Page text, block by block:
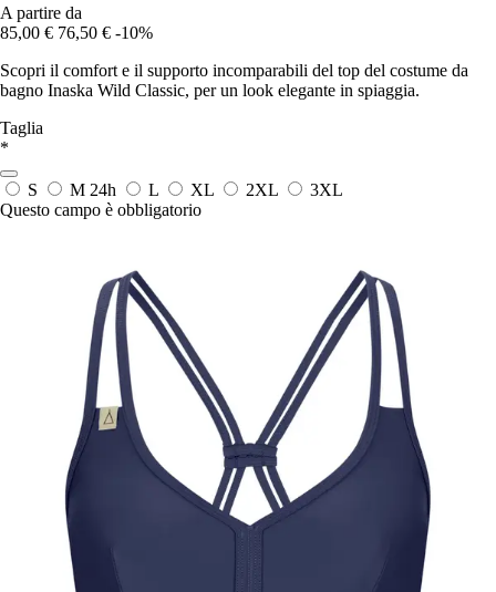
A partire da
85,00 € 76,50 € -10%
Scopri il comfort e il supporto incomparabili del top del costume da
bagno Inaska Wild Classic, per un look elegante in spiaggia.
Taglia
*
S M 24h L XL 2XL
3XL
Questo campo è obbligatorio